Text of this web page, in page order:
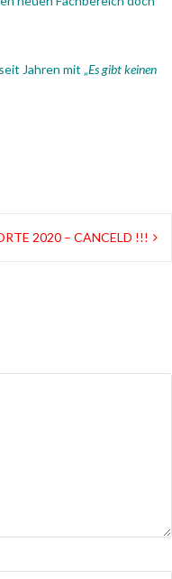
Jahren mit „Es gibt keinen
2020 – CANCELD !!!